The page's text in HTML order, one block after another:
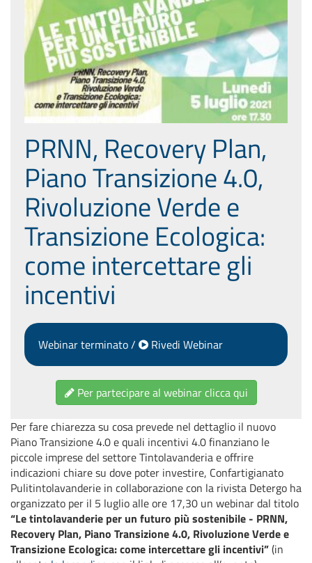
PRNN, Recovery Plan,
Piano Transizione 4.0,
Rivoluzione Verde e
Transizione Ecologica:
come intercettare gli
incentivi
Webinar terminato / Rivedi Webinar
Per partecipare al webinar clicca qui
Per fare chiarezza su cosa prevede nel dettaglio il nuovo
Piano Transizione 4.0 e quali incentivi 4.0 finanziano le
piccole imprese del settore Tintolavanderia e offrire
indicazioni chiare su dove poter investire, Confartigianato
Pulitintolavanderie in collaborazione con la rivista Detergo ha
organizzato per il 5 luglio alle ore 17,30 un webinar dal titolo
“Le tintolavanderie per un futuro più sostenibile - PRNN,
Recovery Plan, Piano Transizione 4.0, Rivoluzione Verde e
Transizione Ecologica: come intercettare gli incentivi”(in